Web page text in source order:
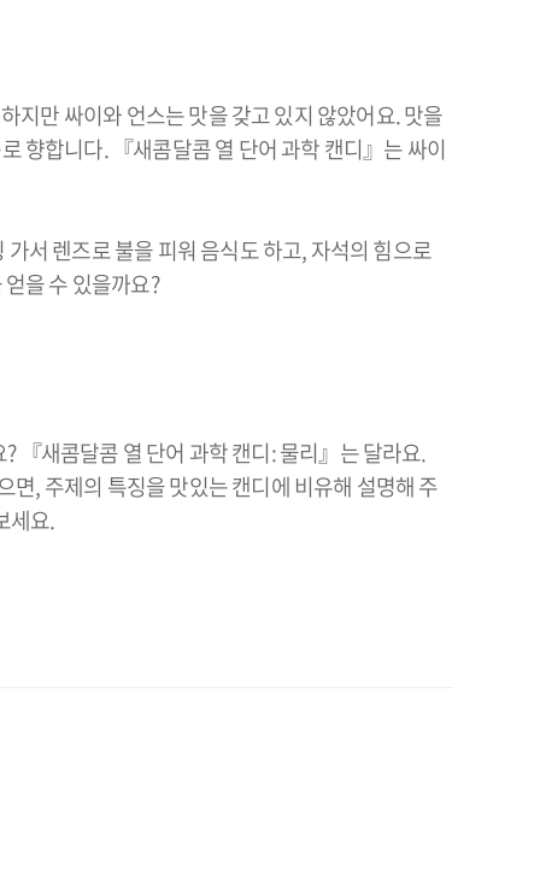
지만 싸이와 언스는 맛을 갖고 있지 않았어요. 맛을
향합니다. 『새콤달콤 열 단어 과학 캔디』는 싸이
서 렌즈로 불을 피워 음식도 하고, 자석의 힘으로
을 수 있을까요?
『새콤달콤 열 단어 과학 캔디: 물리』는 달라요.
면, 주제의 특징을 맛있는 캔디에 비유해 설명해 주
세요.